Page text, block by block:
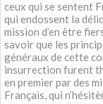
ceux qui se sentent
qui endossent la
mission d’en être
savoir que les
généraux de cette
insurrection furent
en premier par des
Français, qui